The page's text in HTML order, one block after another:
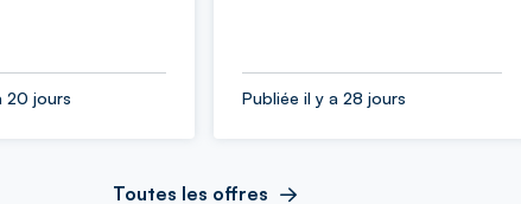
20 jours Publiée il y a 28 jours
Toutes les offres